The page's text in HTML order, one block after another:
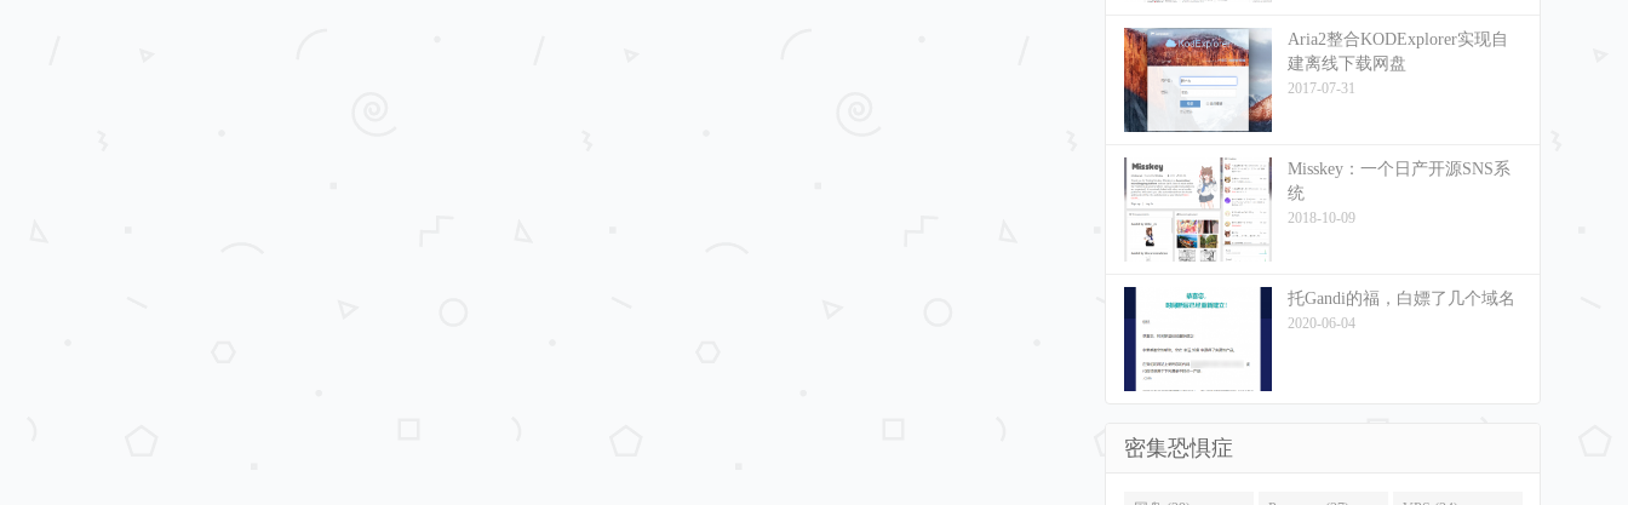
Aria2整合KODExplorer实现自
建离线下载网盘
2017-07-31
Misskey：一个日产开源SNS系
统
2018-10-09
托Gandi的福，白嫖了几个域名
2020-06-04
密集恐惧症